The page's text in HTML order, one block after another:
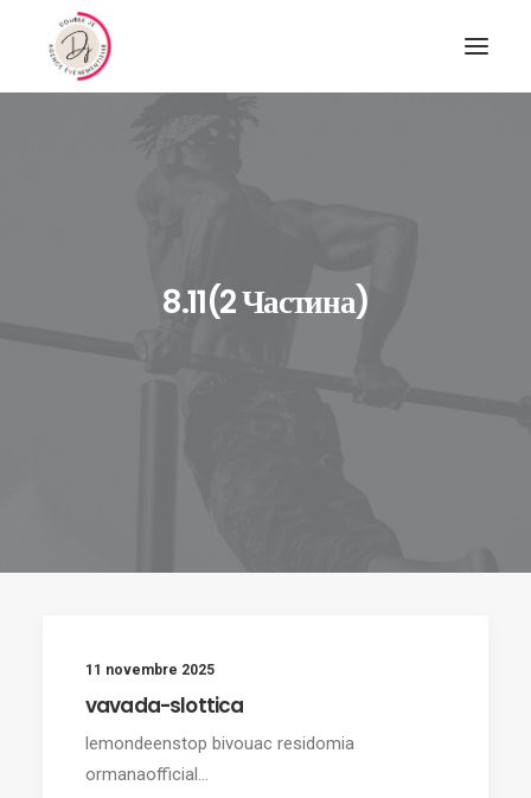
8.11(2 Частина)
11 novembre 2025
vavada-slottica
lemondeenstop bivouac residomia
ormanaofficial…